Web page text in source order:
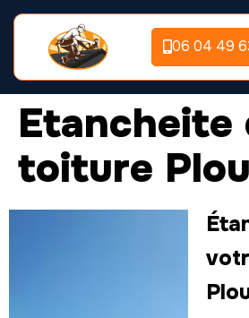
06 04 49
Etancheite
toiture